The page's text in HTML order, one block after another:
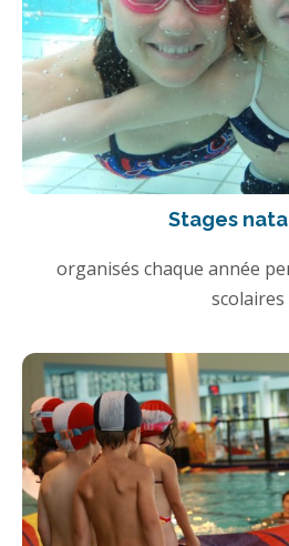
Stages
organisés chaque année
scolaires